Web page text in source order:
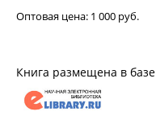
Оптовая цена: 1 000 руб.
Книга размещена в базе